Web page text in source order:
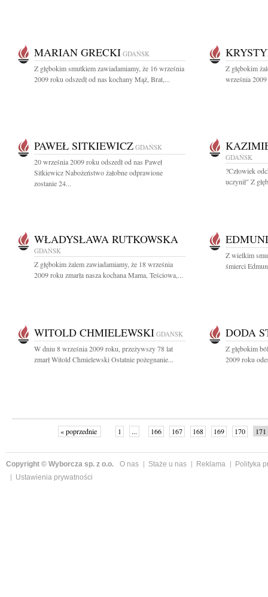
MARIAN GRECKI GDAŃSK
Z głębokim smutkiem zawiadamiamy, że 16 września
2009 roku odszedł od nas kochany Mąż, Brat,...
Z głębokim
września
PAWEŁ SITKIEWICZ GDAŃSK
20 września 2009 roku odszedł od nas Paweł
Sitkiewicz Nabożeństwo żałobne odprawione
zostanie 24...
GDAŃSK
?Człowiek
uczynił" Z
WŁADYSŁAWA RUTKOWSKA
GDAŃSK
Z głębokim żalem zawiadamiamy, że 18 września
2009 roku zmarła nasza kochana Mama, Teściowa,...
Z wielkim
śmierci
WITOLD CHMIELEWSKI GDAŃSK
W dniu 8 września 2009 roku, przeżywszy 78 lat
zmarł Witold Chmielewski Ostatnie pożegnanie...
DODA
Z głębokim
2009 roku
« poprzednie 1 ... 166 167 168 169 170 171
Copyright © Wyborcza sp. z o.o. O nas Staże u nas Reklama
Polityka
Ustawienia prywatności